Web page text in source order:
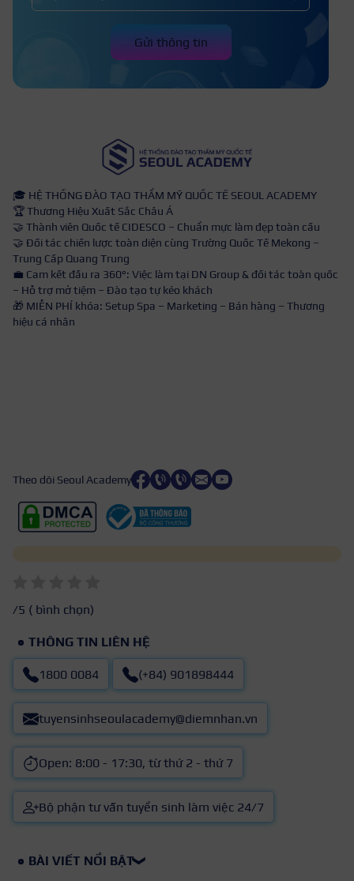
Gửi thông tin
🎓 HỆ THỐNG ĐÀO TẠO THẨM MỸ QUỐC TẾ SEOUL ACADEMY
🏆 Thương Hiệu Xuất Sắc Châu Á
🤝 Thành viên Quốc tế CIDESCO – Chuẩn mực làm đẹp toàn cầu
🤝 Đối tác chiến lược toàn diện cùng Trường Quốc Tế Mekong –
Trung Cấp Quang Trung
💼 Cam kết đầu ra 360°: Việc làm tại DN Group & đối tác toàn quốc
– Hỗ trợ mở tiệm – Đào tạo tự kéo khách
🎁 MIỄN PHÍ khóa: Setup Spa – Marketing – Bán hàng – Thương
hiệu cá nhân
Theo dõi Seoul Academy
/5 ( bình chọn)
THÔNG TIN LIÊN HỆ
1800 0084 (+84) 901898444
tuyensinhseoulacademy@diemnhan.vn
Open: 8:00 - 17:30, từ thứ 2 - thứ 7
Bộ phận tư vấn tuyển sinh làm việc 24/7
BÀI VIẾT NỔI BẬT❯